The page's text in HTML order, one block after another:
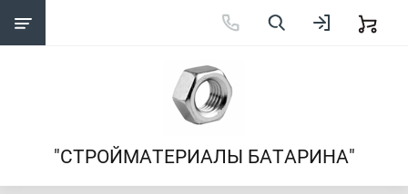
"СТРОЙМАТЕРИАЛЫ БАТАРИНА"